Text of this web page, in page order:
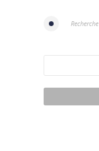
Recherche